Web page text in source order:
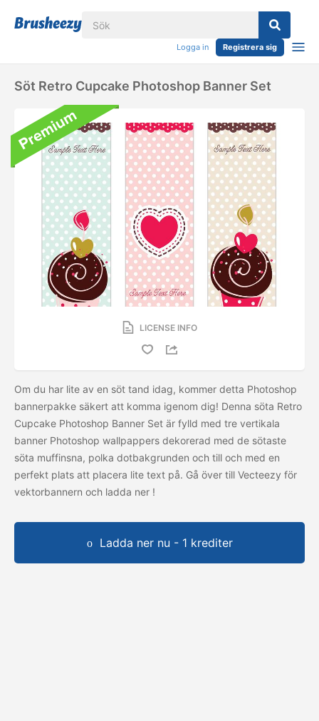
Logga in Registrera sig
Söt Retro Cupcake Photoshop Banner Set
LICENSE INFO
Om du har lite av en söt tand idag, kommer detta Photoshop
bannerpakke säkert att komma igenom dig! Denna söta Retro
Cupcake Photoshop Banner Set är fylld med tre vertikala
banner Photoshop wallpappers dekorerad med de sötaste
söta muffinsna, polka dotbakgrunden och till och med en
perfekt plats att placera lite text på. Gå över till Vecteezy för
vektorbannern och ladda ner !
Ladda ner nu - 1 krediter